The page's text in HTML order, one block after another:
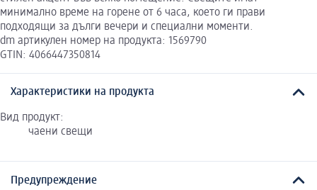
минимално време на горене от 6 часа, което ги прави
подходящи за дълги вечери и специални моменти.
dm артикулен номер на продукта: 1569790
GTIN: 4066447350814
Характеристики на продукта
Вид продукт:
чаени свещи
Предупреждение